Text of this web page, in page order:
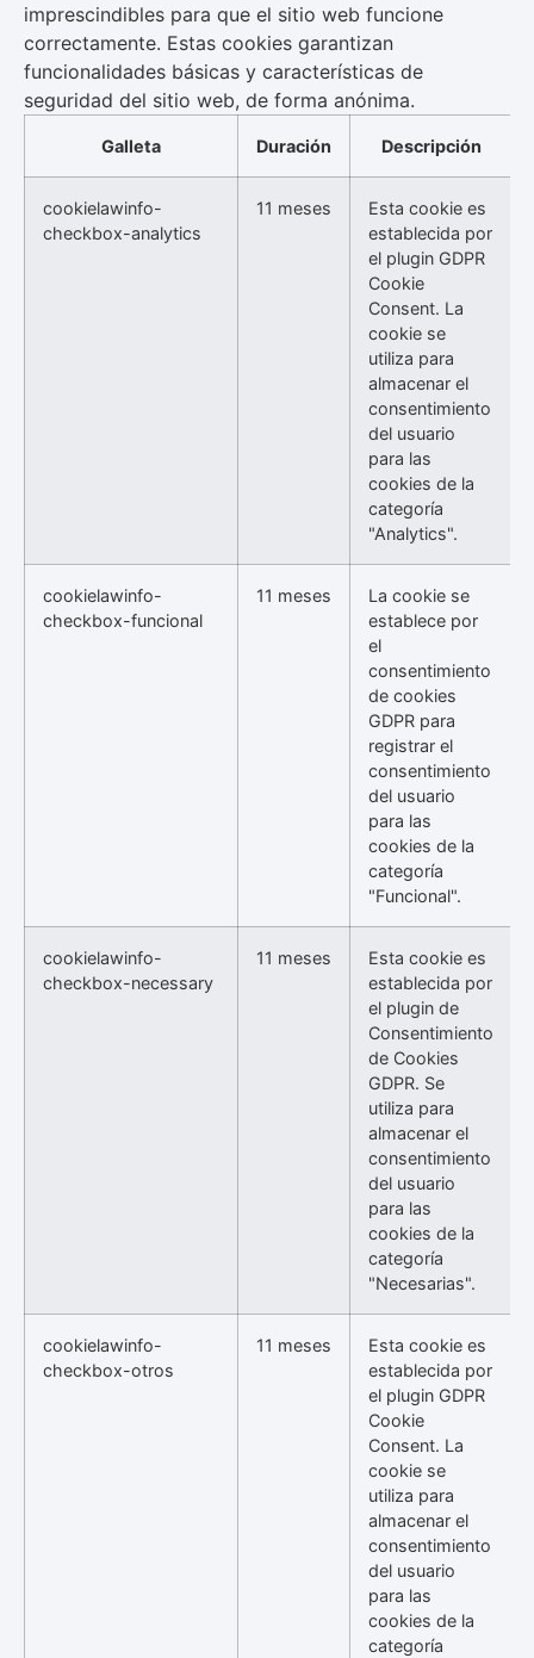
imprescindibles para que el sitio web funcione
correctamente. Estas cookies garantizan
funcionalidades básicas y características de
seguridad del sitio web, de forma anónima.
Galleta Duración Descripción
cookielawinfo-
checkbox-analytics
11 meses
Esta cookie es
establecida por
el plugin GDPR
Cookie
Consent. La
cookie se
utiliza para
almacenar el
consentimiento
del usuario
para las
cookies de la
categoría
"Analytics".
cookielawinfo-
checkbox-funcional
11 meses
La cookie se
establece por
el
consentimiento
de cookies
GDPR para
registrar el
consentimiento
del usuario
para las
cookies de la
categoría
"Funcional".
cookielawinfo-
checkbox-necessary
11 meses
Esta cookie es
establecida por
el plugin de
Consentimiento
de Cookies
GDPR. Se
utiliza para
almacenar el
consentimiento
del usuario
para las
cookies de la
categoría
"Necesarias".
cookielawinfo-
checkbox-otros
11 meses
Esta cookie es
establecida por
el plugin GDPR
Cookie
Consent. La
cookie se
utiliza para
almacenar el
consentimiento
del usuario
para las
cookies de la
categoría